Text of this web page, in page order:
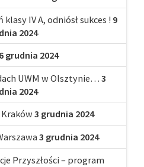
IV A, odniósł sukces ! 9
2024
6 grudnia 2024
UWM w Olsztynie… 3
2024
3 grudnia 2024
3 grudnia 2024
Przyszłości – program